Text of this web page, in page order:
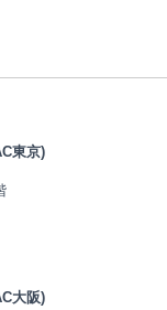
東京)
大阪)